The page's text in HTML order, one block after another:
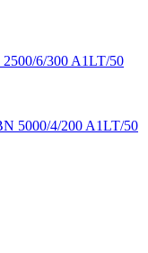
6/300 A1LT/50